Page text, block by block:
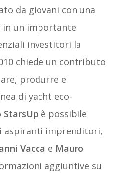
da giovani con una
in un importante
investitori la
chiede un contributo
produrre e
di yacht eco-
StarsUp è possibile
aspiranti imprenditori,
Vacca e Mauro
aggiuntive su